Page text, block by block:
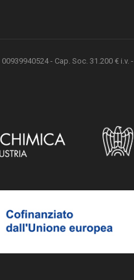
- Cap. Soc. 31.200 € i.v. -